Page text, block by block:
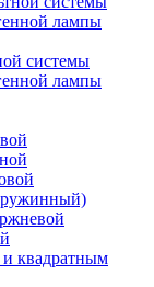
системы
лампы